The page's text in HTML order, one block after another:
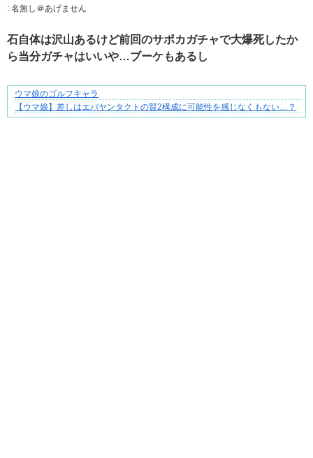
: 名無し＠あげません
石自体は沢山あるけど前回のサポカガチャで大爆死したか
ら当分ガチャはいいや…ブーケもあるし
ぜんぶ私が中心、そう思われたくないのに
ウマ娘のゴルフキャラ
【ウマ娘】差しはエバヤンタクトの賢2構成に可能性を感じなくもない…？